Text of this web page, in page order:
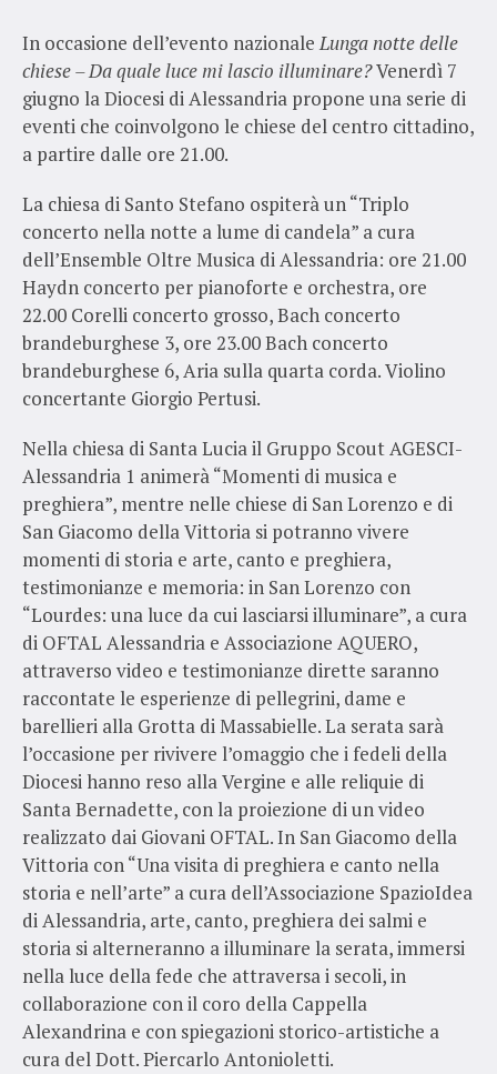
In occasione dell’evento nazionaleLunga notte delle
chiese – Da quale luce mi lascio illuminare?Venerdì 7
giugno la Diocesi di Alessandria propone una serie di
eventi che coinvolgono le chiese del centro cittadino,
a partire dalle ore 21.00.
La chiesa di Santo Stefano ospiterà un “Triplo
concerto nella notte a lume di candela” a cura
dell’Ensemble Oltre Musica di Alessandria: ore 21.00
Haydn concerto per pianoforte e orchestra, ore
22.00 Corelli concerto grosso, Bach concerto
brandeburghese 3, ore 23.00 Bach concerto
brandeburghese 6, Aria sulla quarta corda. Violino
concertante Giorgio Pertusi.
Nella chiesa di Santa Lucia il Gruppo Scout AGESCI-
Alessandria 1 animerà “Momenti di musica e
preghiera”, mentre nelle chiese di San Lorenzo e di
San Giacomo della Vittoria si potranno vivere
momenti di storia e arte, canto e preghiera,
testimonianze e memoria: in San Lorenzo con
“Lourdes: una luce da cui lasciarsi illuminare”, a cura
di OFTAL Alessandria e Associazione AQUERO,
attraverso video e testimonianze dirette saranno
raccontate le esperienze di pellegrini, dame e
barellieri alla Grotta di Massabielle. La serata sarà
l’occasione per rivivere l’omaggio che i fedeli della
Diocesi hanno reso alla Vergine e alle reliquie di
Santa Bernadette, con la proiezione di un video
realizzato dai Giovani OFTAL. In San Giacomo della
Vittoria con “Una visita di preghiera e canto nella
storia e nell’arte” a cura dell’Associazione SpazioIdea
di Alessandria, arte, canto, preghiera dei salmi e
storia si alterneranno a illuminare la serata, immersi
nella luce della fede che attraversa i secoli, in
collaborazione con il coro della Cappella
Alexandrina e con spiegazioni storico-artistiche a
cura del Dott. Piercarlo Antonioletti.